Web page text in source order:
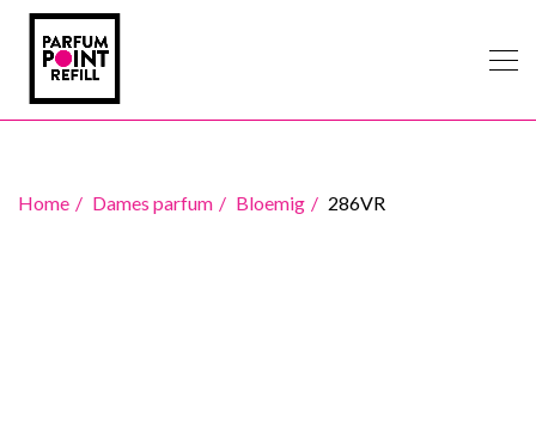
Home Dames parfum Bloemig 286VR